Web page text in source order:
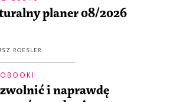
planer 08/2026
ROESLER
i naprawdę